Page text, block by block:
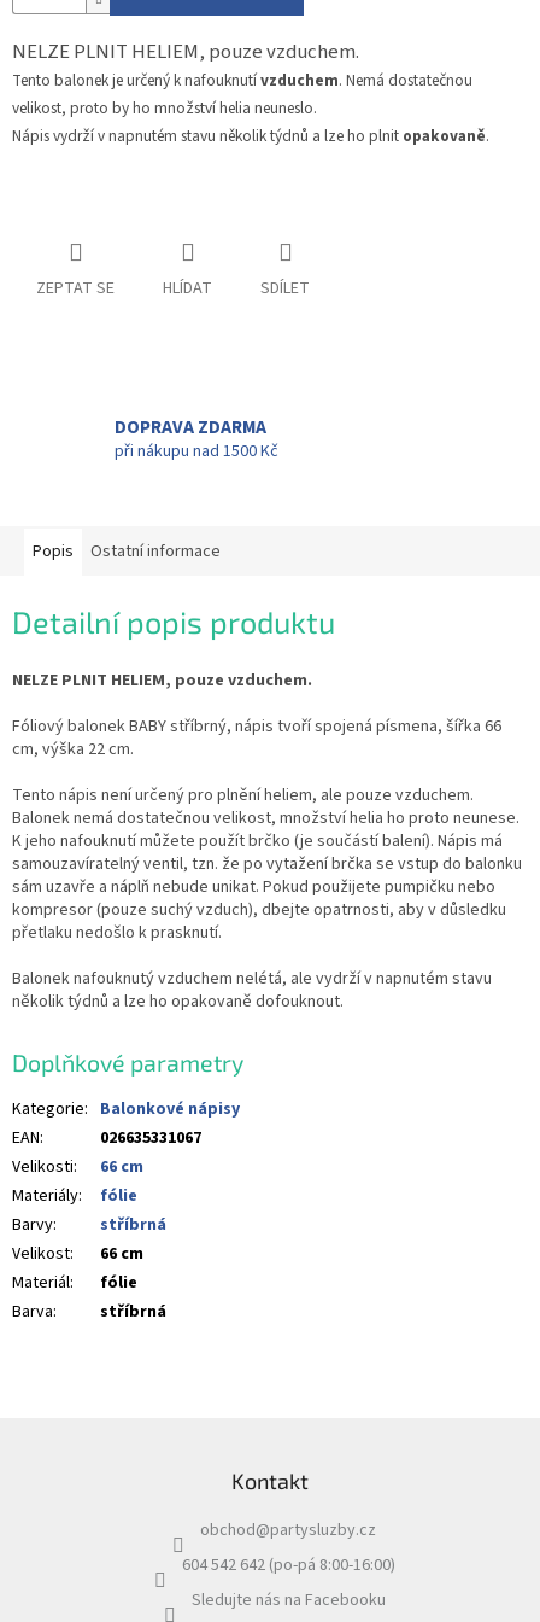
NELZE PLNIT HELIEM, pouze vzduchem.
Tento balonek je určený k nafouknutívzduchem. Nemá dostatečnou
velikost, proto by ho množství helia neuneslo.
Nápis vydrží v napnutém stavu několik týdnů a lze ho plnit opakovaně.
ZEPTAT SE HLÍDAT SDÍLET
DOPRAVA ZDARMA
při nákupu nad 1500 Kč
Popis Ostatní informace
Detailní popis produktu
NELZE PLNIT HELIEM, pouze vzduchem.
Fóliový balonek BABY stříbrný, nápis tvoří spojená písmena, šířka 66
cm, výška 22 cm.
Tento nápis není určený pro plnění heliem, ale pouze vzduchem.
Balonek nemá dostatečnou velikost, množství helia ho proto neunese.
K jeho nafouknutí můžete použít brčko (je součástí balení). Nápis má
samouzavíratelný ventil, tzn. že po vytažení brčka se vstup do balonku
sám uzavře a náplň nebude unikat. Pokud použijete pumpičku nebo
kompresor (pouze suchý vzduch), dbejte opatrnosti, aby v důsledku
přetlaku nedošlo k prasknutí.
Balonek nafouknutý vzduchem nelétá, ale vydrží v napnutém stavu
několik týdnů a lze ho opakovaně dofouknout.
Doplňkové parametry
Kategorie: Balonkové nápisy
EAN:
026635331067
Velikosti:
66 cm
Materiály:
fólie
Barvy:
stříbrná
Velikost:
66 cm
Materiál:
fólie
Barva: stříbrná
Kontakt
obchod@partysluzby.cz
604 542 642 (po-pá 8:00-16:00)
Sledujte nás na Facebooku